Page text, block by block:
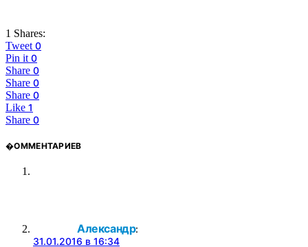
1 Shares:
Tweet 0
Pin it 0
Share 0
Share 0
Share 0
Like 1
Share 0
�ОММЕНТАРИЕВ
Александр:
31.01.2016 в 16:34